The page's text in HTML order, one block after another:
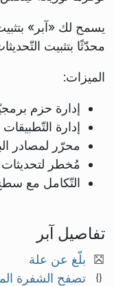
يسمح لك «آبر»
محدّثًا بتثبيت
الميزات:
إدارة حزم
إدارة
محرّر لمصادر
مُخطر لتحديثات
التّكامل مع
تفاصيل آبر
بلّغ عن علة
تصفح الشفرة